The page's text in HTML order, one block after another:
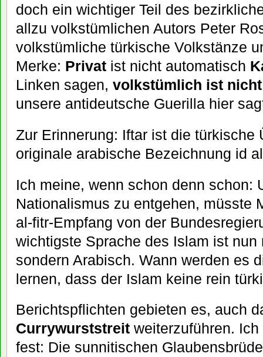
doch ein wichtiger Teil des
allzu volkstümlichen Autors Peter
volkstümliche türkische Volkstänze
Merke: Privat ist nicht automatisch
Linken sagen, volkstümlich ist
unsere antideutsche Guerilla hier
Zur Erinnerung: Iftar ist die türkische
originale arabische Bezeichnung id
Ich meine, wenn schon denn schon:
Nationalismus zu entgehen, müsste
al-fitr-Empfang von der
wichtigste Sprache des Islam ist
sondern Arabisch. Wann werden es
lernen, dass der Islam keine rein
Berichtspflichten gebieten es, auch
Currywurststreit weiterzuführen.
fest: Die sunnitischen